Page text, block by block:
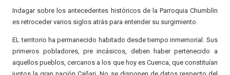
Indagar sobre los antecedentes históricos de la Parroquia Chumblín
es retroceder varios siglos atrás para entender su surgimiento.
EL territorio ha permanecido habitado desde tiempo inmemorial. Sus
primeros pobladores, pre incásicos, deben haber pertenecido a
aquellos pueblos, cercanos a los que hoy es Cuenca, que constituían